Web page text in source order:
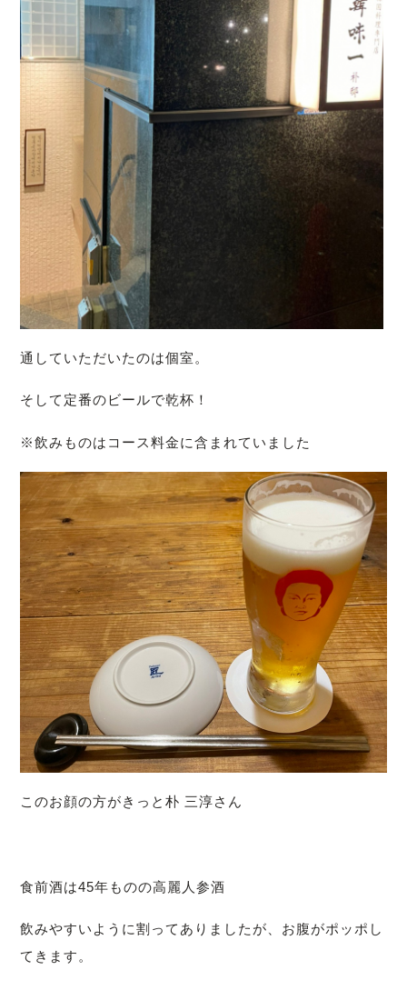
通していただいたのは個室。
そして定番のビールで乾杯！
※飲みものはコース料金に含まれていました
このお顔の方がきっと朴 三淳さん
食前酒は45年ものの高麗人参酒
飲みやすいように割ってありましたが、お腹がポッポし
てきます。